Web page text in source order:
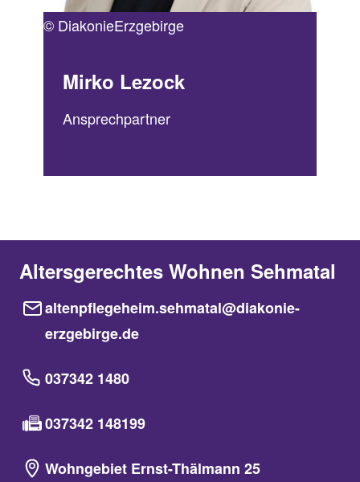
© DiakonieErzgebirge
Mirko Lezock
Ansprechpartner
Altersgerechtes Wohnen Sehmatal
altenpflegeheim.sehmatal@diakonie-
erzgebirge.de
037342 1480
037342 148199
Wohngebiet Ernst-Thälmann 25